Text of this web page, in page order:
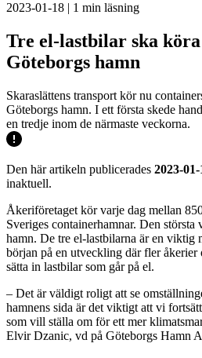
2023-01-18 | 1 min läsning
Tre el-lastbilar ska
Göteborgs hamn
Skaraslättens transport kör nu
Göteborgs hamn. I ett första skede
en tredje inom de närmaste veckorna.
Den här artikeln publicerades 2023-01-
inaktuell.
Åkeriföretaget kör varje dag mellan
Sveriges containerhamnar. Den
hamn. De tre el-lastbilarna är en viktig
början på en utveckling där fler åkerier
sätta in lastbilar som går på el.
– Det är väldigt roligt att se
hamnens sida är det viktigt att vi
som vill ställa om för ett mer
Elvir Dzanic, vd på Göteborgs Hamn